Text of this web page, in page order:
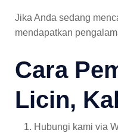
Jika Anda sedang
mendapatkan
Cara
Licin,
Hubungi kami via